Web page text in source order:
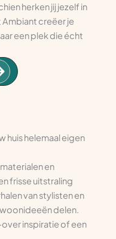
herken jij jezelf in
Ambiant creëer je
een plek die écht
huis helemaal eigen
en
frisse uitstraling
van stylisten en
delen.
over inspiratie of een